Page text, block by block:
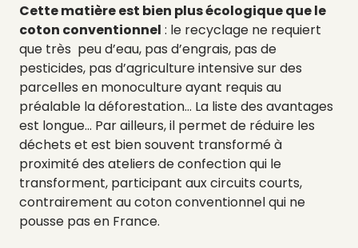
Cette matière est bien plus écologique que le
coton conventionnel : le recyclage ne requiert
que très peu d’eau, pas d’engrais, pas de
pesticides, pas d’agriculture intensive sur des
parcelles en monoculture ayant requis au
préalable la déforestation… La liste des avantages
est longue... Par ailleurs, il permet de réduire les
déchets et est bien souvent transformé à
proximité des ateliers de confection qui le
transforment, participant aux circuits courts,
contrairement au coton conventionnel qui ne
pousse pas en France.